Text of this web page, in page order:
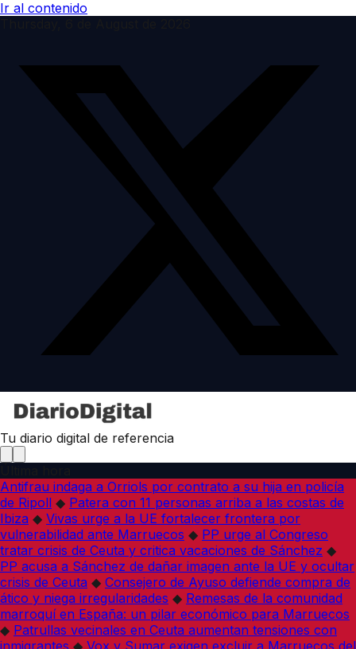
Ir al contenido
Tu diario digital de referencia
Antifrau indaga a Orriols por contrato a su hija en policía
de Ripoll ◆ Patera con 11 personas arriba a las costas de
Ibiza ◆ Vivas urge a la UE fortalecer frontera por
vulnerabilidad ante Marruecos ◆ PP urge al Congreso
tratar crisis de Ceuta y critica vacaciones de Sánchez ◆
PP acusa a Sánchez de dañar imagen ante la UE y ocultar
crisis de Ceuta ◆ Consejero de Ayuso defiende compra de
ático y niega irregularidades ◆ Remesas de la comunidad
marroquí en España: un pilar económico para Marruecos
◆ Patrullas vecinales en Ceuta aumentan tensiones con
inmigrantes ◆ Vox y Sumar exigen excluir a Marruecos del